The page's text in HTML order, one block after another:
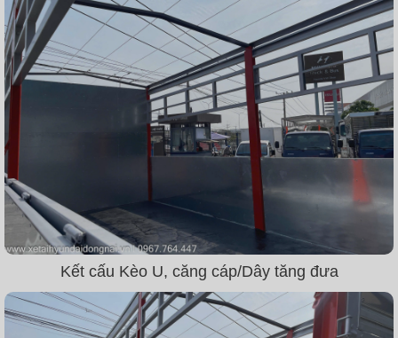
Kết cấu Kèo U, căng cáp/Dây tăng đưa